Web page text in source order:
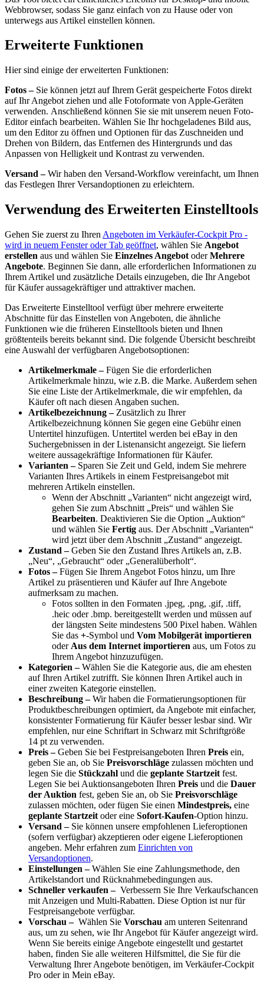
Webbrowser, sodass Sie ganz einfach von zu Hause oder von
unterwegs aus Artikel einstellen können.
Erweiterte Funktionen
Hier sind einige der erweiterten Funktionen:
Fotos – Sie können jetzt auf Ihrem Gerät gespeicherte Fotos direkt
auf Ihr Angebot ziehen und alle Fotoformate von Apple-Geräten
verwenden. Anschließend können Sie sie mit unserem neuen Foto-
Editor einfach bearbeiten. Wählen Sie Ihr hochgeladenes Bild aus,
um den Editor zu öffnen und Optionen für das Zuschneiden und
Drehen von Bildern, das Entfernen des Hintergrunds und das
Anpassen von Helligkeit und Kontrast zu verwenden.
Versand –Wir haben den Versand-Workflow vereinfacht, um Ihnen
das Festlegen Ihrer Versandoptionen zu erleichtern.
Verwendung des Erweiterten Einstelltools
Gehen Sie zuerst zu Ihren Angeboten im Verkäufer-Cockpit Pro -
wird in neuem Fenster oder Tab geöffnet, wählen Sie Angebot
erstellen aus und wählen Sie Einzelnes Angebot oderMehrere
Angebote. Beginnen Sie dann, alle erforderlichen Informationen zu
Ihrem Artikel und zusätzliche Details einzugeben, die Ihr Angebot
für Käufer aussagekräftiger und attraktiver machen.
Das Erweiterte Einstelltool verfügt über mehrere erweiterte
Abschnitte für das Einstellen von Angeboten, die ähnliche
Funktionen wie die früheren Einstelltools bieten und Ihnen
größtenteils bereits bekannt sind. Die folgende Übersicht beschreibt
eine Auswahl der verfügbaren Angebotsoptionen:
Artikelmerkmale –Fügen Sie die erforderlichen
Artikelmerkmale hinzu, wie z.B. die Marke. Außerdem sehen
Sie eine Liste der Artikelmerkmale, die wir empfehlen, da
Käufer oft nach diesen Angaben suchen.
Artikelbezeichnung – Zusätzlich zu Ihrer
Artikelbezeichnung können Sie gegen eine Gebühr einen
Untertitel hinzufügen. Untertitel werden bei eBay in den
Suchergebnissen in der Listenansicht angezeigt. Sie liefern
weitere aussagekräftige Informationen für Käufer.
Varianten – Sparen Sie Zeit und Geld, indem Sie mehrere
Varianten Ihres Artikels in einem Festpreisangebot mit
mehreren Artikeln einstellen.
Wenn der Abschnitt „Varianten“ nicht angezeigt wird,
gehen Sie zum Abschnitt „Preis“ und wählen Sie
Bearbeiten. Deaktivieren Sie die Option „Auktion“
und wählen Sie Fertig aus. Der Abschnitt „Varianten“
wird jetzt über dem Abschnitt „Zustand“ angezeigt.
Zustand –Geben Sie den Zustand Ihres Artikels an, z.B.
„Neu“, „Gebraucht“ oder „Generalüberholt“.
Fotos –Fügen Sie Ihrem Angebot Fotos hinzu, um Ihre
Artikel zu präsentieren und Käufer auf Ihre Angebote
aufmerksam zu machen.
Fotos sollten in den Formaten .jpeg, .png, .gif, .tiff,
.heic oder .bmp. bereitgestellt werden und müssen auf
der längsten Seite mindestens 500 Pixel haben. Wählen
Sie das +-Symbol und Vom Mobilgerät importieren
oder Aus dem Internet importieren aus, um Fotos zu
Ihrem Angebot hinzuzufügen.
Kategorien –Wählen Sie die Kategorie aus, die am ehesten
auf Ihren Artikel zutrifft. Sie können Ihren Artikel auch in
einer zweiten Kategorie einstellen.
Beschreibung –Wir haben die Formatierungsoptionen für
Produktbeschreibungen optimiert, da Angebote mit einfacher,
konsistenter Formatierung für Käufer besser lesbar sind. Wir
empfehlen, nur eine Schriftart in Schwarz mit Schriftgröße
14 pt zu verwenden.
Preis –Geben Sie bei Festpreisangeboten Ihren Preis ein,
geben Sie an, ob Sie Preisvorschläge zulassen möchten und
legen Sie die Stückzahl und die geplante Startzeit fest.
Legen Sie bei Auktionsangeboten Ihren Preis und die Dauer
der Auktion fest, geben Sie an, ob Sie Preisvorschläge
zulassen möchten, oder fügen Sie einen Mindestpreis, eine
geplante Startzeit oder eine Sofort-Kaufen-Option hinzu.
Versand – Sie können unsere empfohlenen Lieferoptionen
(sofern verfügbar) akzeptieren oder eigene Lieferoptionen
angeben. Mehr erfahren zum Einrichten von
Versandoptionen.
Einstellungen –Wählen Sie eine Zahlungsmethode, den
Artikelstandort und Rücknahmebedingungen aus.
Schneller verkaufen – Verbessern Sie Ihre Verkaufschancen
mit Anzeigen und Multi-Rabatten. Diese Option ist nur für
Festpreisangebote verfügbar.
Vorschau – Wählen Sie Vorschau am unteren Seitenrand
aus, um zu sehen, wie Ihr Angebot für Käufer angezeigt wird.
Wenn Sie bereits einige Angebote eingestellt und gestartet
haben, finden Sie alle weiteren Hilfsmittel, die Sie für die
Verwaltung Ihrer Angebote benötigen, im Verkäufer-Cockpit
Pro oder in Mein eBay.